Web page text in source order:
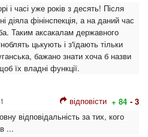
і часі уже років з десять! Після
діяла фінінспекція, а на даний час
Таким аксакалам державного
цькують і з'їдають тільки
бажано знати хоча б назви
їх владні функції.
відповісти + 84 - 3
відповідальність за тих, кого
...